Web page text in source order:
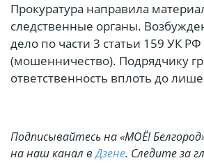
Прокуратура направила
следственные органы.
дело по части 3 статьи 159 УК РФ
(мошенничество). Подрядчику
ответственность вплоть до
Подписывайтесь на «МОЁ!
на наш канал вДзене. Cледите за